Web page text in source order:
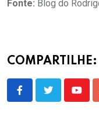
Fonte: Blog do
COMPARTILHE: